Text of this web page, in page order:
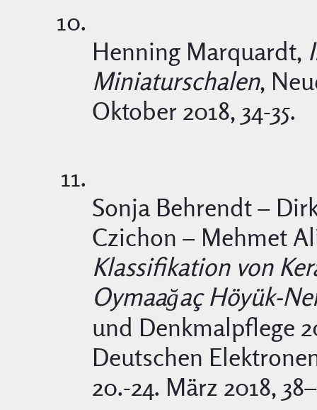
Henning Marquardt,
Miniaturschalen,
Oktober 2018, 34-35.
Sonja Behrendt –
Czichon – Mehmet
Klassifikation von
Oymaağaç Höyük-
und Denkmalpflege
Deutschen
20.-24. März 2018,